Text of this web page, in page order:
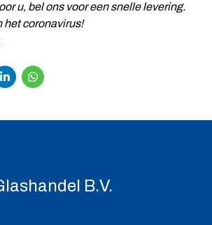
u, bel ons voor een snelle levering.
het coronavirus!
B.V.